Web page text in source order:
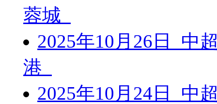
蓉城
2025年10月26日 中
港
2025年10月24日 中